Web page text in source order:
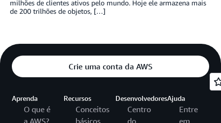
milhões de clientes ativos pelo mundo. Hoje ele armazena mais
de 200 trilhões de objetos, […]
Crie uma conta da AWS
Aprenda
O que é
a AWS?
Recursos
Conceitos
básicos
Desenvolvedores
Centro
do
Ajuda
Entre
em